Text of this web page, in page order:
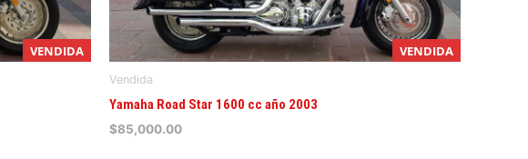
VENDIDA VENDIDA
Vendida
Yamaha Road Star 1600 cc año 2003
$85,000.00